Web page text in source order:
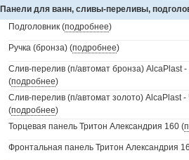
Панели для ванн, сливы-переливы,
Подголовник (подробнее)
Ручка (бронза) (подробнее)
Слив-перелив (п/автомат бронза) AlcaPlast
(подробнее)
Слив-перелив (п/автомат золото) AlcaPlast
(подробнее)
Торцевая панель Тритон Александрия 160 (
Фронтальная панель Тритон Александрия